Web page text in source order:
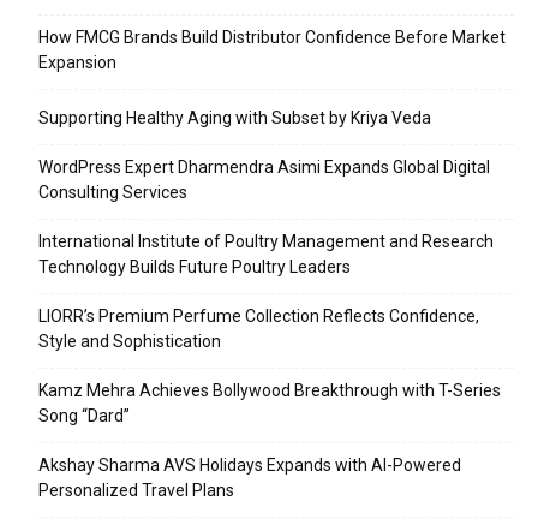
How FMCG Brands Build Distributor Confidence Before Market
Expansion
Supporting Healthy Aging with Subset by Kriya Veda
WordPress Expert Dharmendra Asimi Expands Global Digital
Consulting Services
International Institute of Poultry Management and Research
Technology Builds Future Poultry Leaders
LIORR’s Premium Perfume Collection Reflects Confidence,
Style and Sophistication
Kamz Mehra Achieves Bollywood Breakthrough with T-Series
Song “Dard”
Akshay Sharma AVS Holidays Expands with AI-Powered
Personalized Travel Plans